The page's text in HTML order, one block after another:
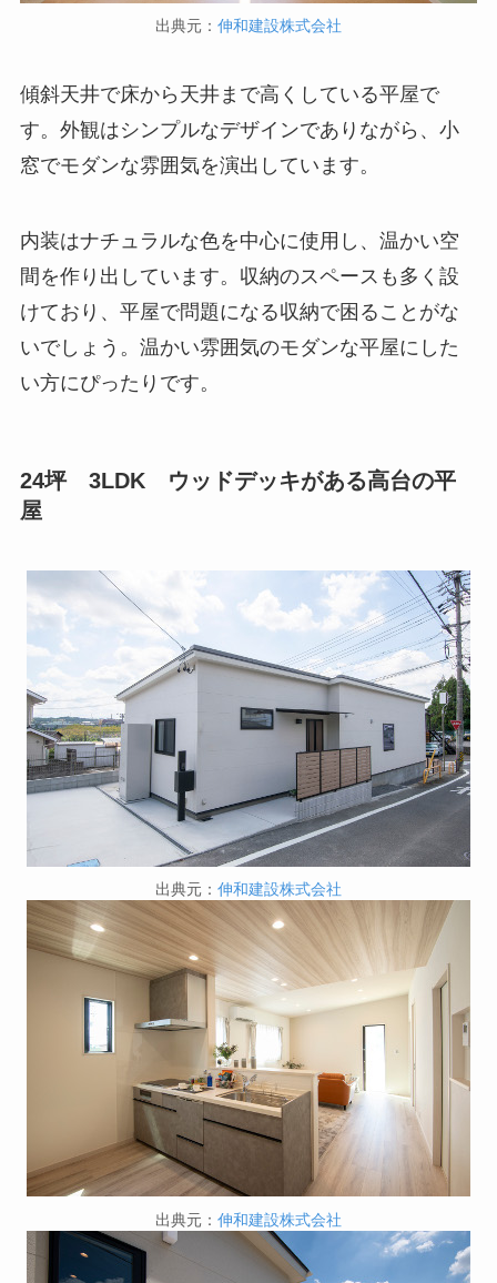
出典元： 伸和建設株式会社
傾斜天井で床から天井まで高くしている平屋で
す。外観はシンプルなデザインでありながら、小
窓でモダンな雰囲気を演出しています。
内装はナチュラルな色を中心に使用し、温かい空
間を作り出しています。収納のスペースも多く設
けており、平屋で問題になる収納で困ることがな
いでしょう。温かい雰囲気のモダンな平屋にした
い方にぴったりです。
24坪 3LDK ウッドデッキがある高台の平
屋
出典元： 伸和建設株式会社
出典元： 伸和建設株式会社